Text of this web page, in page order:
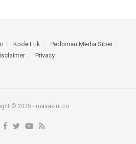
Kode Etik
Pedoman Media Siber
Privacy
© 2025 - masakini.co